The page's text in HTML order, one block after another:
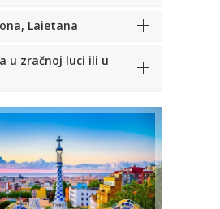
Laietana
u zračnoj luci ili u